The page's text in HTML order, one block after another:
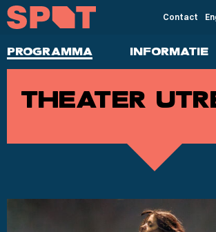
PROGRAMMA INFORMATIE
Contact
THEATER